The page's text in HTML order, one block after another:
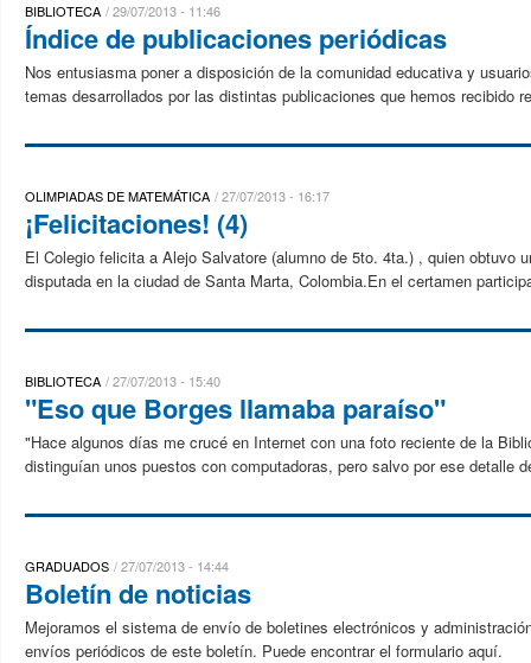
BIBLIOTECA 29/07/2013 - 11:46
Índice de publicaciones periódicas
Nos entusiasma poner a disposición de la comunidad educativa y
temas desarrollados por las distintas publicaciones que hemos recibido
OLIMPIADAS DE MATEMÁTICA 27/07/2013 - 16:17
¡Felicitaciones! (4)
El Colegio felicita a Alejo Salvatore (alumno de 5to. 4ta.) , quien obtuvo
disputada en la ciudad de Santa Marta, Colombia.En el certamen
BIBLIOTECA 27/07/2013 - 15:40
"Eso que Borges llamaba paraíso"
"Hace algunos días me crucé en Internet con una foto reciente de la
distinguían unos puestos con computadoras, pero salvo por ese detalle
GRADUADOS 27/07/2013 - 14:44
Boletín de noticias
Mejoramos el sistema de envío de boletines electrónicos y
envíos periódicos de este boletín. Puede encontrar el formulario aquí.